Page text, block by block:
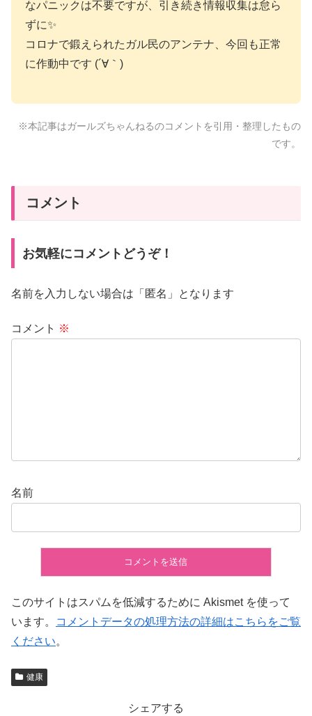
なパニックは不要ですが、引き続き情報収集は怠ら
ずに✨
コロナで鍛えられたガル民のアンテナ、今回も正常
に作動中です (´∀｀)
※本記事はガールズちゃんねるのコメントを引用・整理したもの
です。
コメント
お気軽にコメントどうぞ！
名前を入力しない場合は「匿名」となります
コメント ※
名前
このサイトはスパムを低減するために Akismet を使って
います。
コメントデータの処理方法の詳細はこちらをご覧
ください。
健康
シェアする